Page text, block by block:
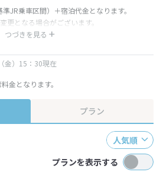
つづきを見る
JR乗車区間）＋宿泊代金となります。
更となる場合がございます。
ラン内容は一定時間ごとに更新されます。最
金）15：30現在
金となります。
プラン
人気順
プランを表示する